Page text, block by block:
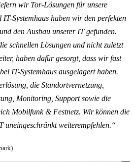
wir Tor-Lösungen für unsere
Systemhaus haben wir den perfekten
den Ausbau unserer IT gefunden.
schnellen Lösungen und nicht zuletzt
haben dafür gesorgt, dass wir fast
IT-Systemhaus ausgelagert haben.
die Standortvernetzung,
Monitoring, Support sowie die
Mobilfunk & Festnetz. Wir können die
uneingeschränkt weiterempfehlen.“